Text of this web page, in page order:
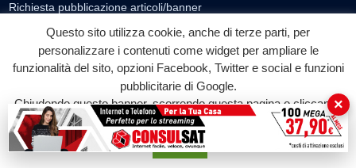
Richiesta pubblicazione articoli/banner
SEGUICI SUI SOCIAL
f ◎ ▶
© 2026 LABTV - Tutti i diritti riservati
Questo sito utilizza cookie, anche di terze parti, per
personalizzare i contenuti come widget per ampliare le
funzionalità del sito, opzioni Facebook, Twitter e social e funzioni
pubblicitarie di Google.
Chiudendo questo banner, scorrendo questa pagina o cliccando
su qualunque suo elemento acconsenti all'uso dei cookie.
Accetta
×